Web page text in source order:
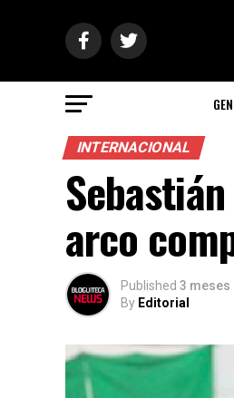
INTERNACIONAL
arco
Published 3 meses
By Editorial